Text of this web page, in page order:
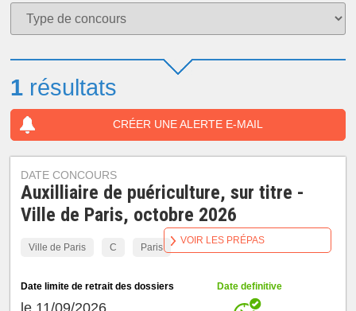
1 résultats
CRÉER UNE ALERTE E-MAIL
DATE CONCOURS
Auxilliaire de puériculture, sur titre -
Ville de Paris, octobre 2026
Ville de Paris C Paris
Date limite de retrait des dossiers
le 11/09/2026
Date definitive
VOIR LES PRÉPAS